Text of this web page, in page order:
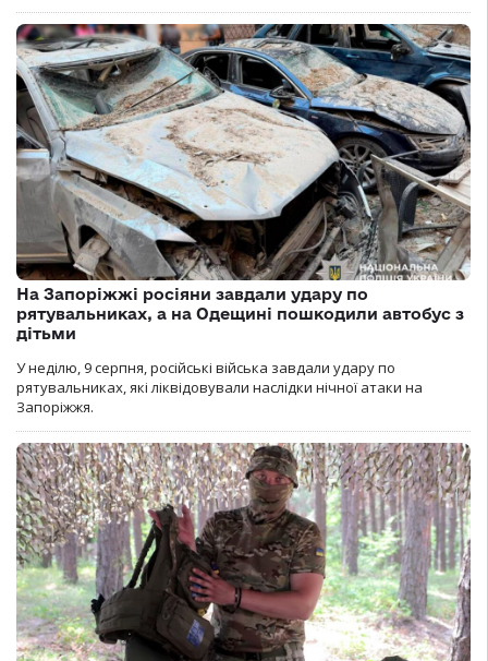
На Запоріжжі росіяни завдали удару по
рятувальниках, а на Одещині пошкодили автобус з
дітьми
У неділю, 9 серпня, російські війська завдали удару по
рятувальниках, які ліквідовували наслідки нічної атаки на
Запоріжжя.